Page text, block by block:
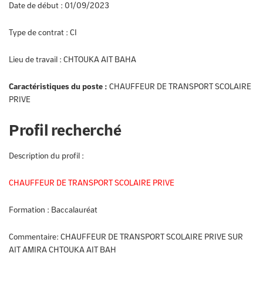
Date de début : 01/09/2023
Type de contrat : CI
Lieu de travail : CHTOUKA AIT BAHA
Caractéristiques du poste : CHAUFFEUR DE TRANSPORT SCOLAIRE
PRIVE
Profil recherché
Description du profil :
CHAUFFEUR DE TRANSPORT SCOLAIRE PRIVE
Formation : Baccalauréat
Commentaire: CHAUFFEUR DE TRANSPORT SCOLAIRE PRIVE SUR
AIT AMIRA CHTOUKA AIT BAH